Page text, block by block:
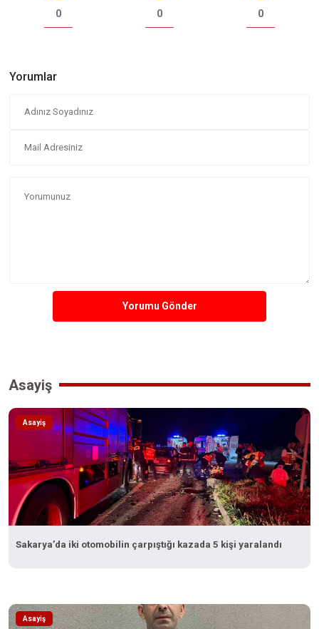
0 0 0
Yorumlar
Yorumu Gönder
Asayiş
Asayiş
Sakarya’da iki otomobilin çarpıştığı kazada 5 kişi yaralandı
Asayiş